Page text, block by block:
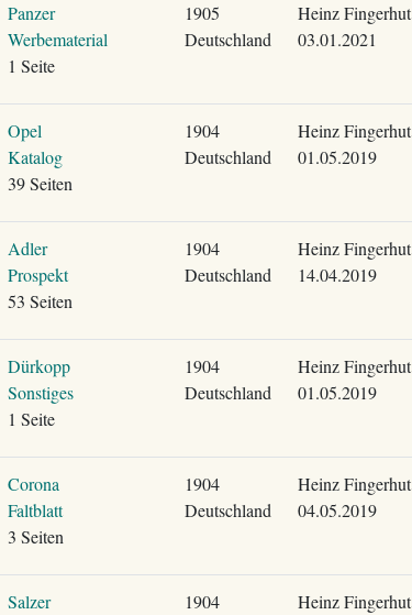
Panzer
Werbematerial
1 Seite
1905
Deutschland
Heinz Fingerhut
03.01.2021
Opel
Katalog
39 Seiten
1904
Deutschland
Heinz Fingerhut
01.05.2019
Adler
Prospekt
53 Seiten
1904
Deutschland
Heinz Fingerhut
14.04.2019
Dürkopp
Sonstiges
1 Seite
1904
Deutschland
Heinz Fingerhut
01.05.2019
Corona
Faltblatt
3 Seiten
1904
Deutschland
Heinz Fingerhut
04.05.2019
Salzer
1904
Heinz Fingerhut